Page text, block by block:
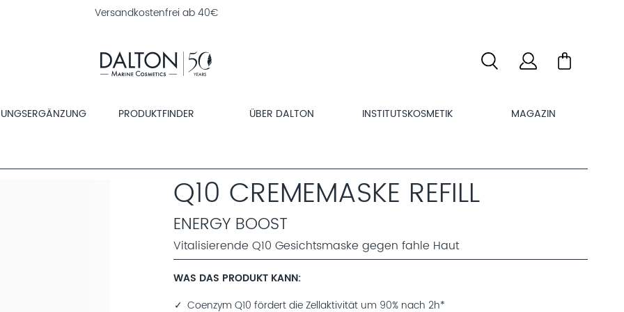
Versandkostenfrei ab 40€
PRODUKTFINDER ÜBER DALTON INSTITUTSKOSMETIK MAGAZIN
Q10 CREMEMASKE REFILL
ENERGY BOOST
Vitalisierende Q10 Gesichtsmaske gegen fahle Haut
WAS DAS PRODUKT KANN
Coenzym Q10 fördert die Zellaktivität um 90% nach 2h*